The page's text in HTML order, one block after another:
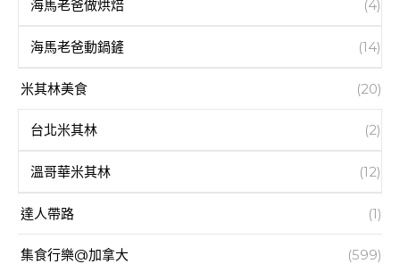
海馬老爸做烘焙 (4)
海馬老爸動鍋鏟 (14)
米其林美食 (20)
台北米其林 (2)
溫哥華米其林 (12)
達人帶路 (1)
集食行樂@加拿大 (599)